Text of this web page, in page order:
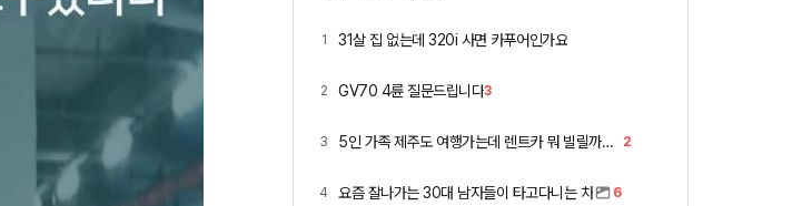
1 31살 집 없는데 320i 사면 카푸어인가요
2 GV70 4륜 질문드립니다3
3 5인 가족 제주도 여행가는데 렌트카 뭐 빌릴까요 ㅎ 2
4 요즘 잘나가는 30대 남자들이 타고다니는 차 6